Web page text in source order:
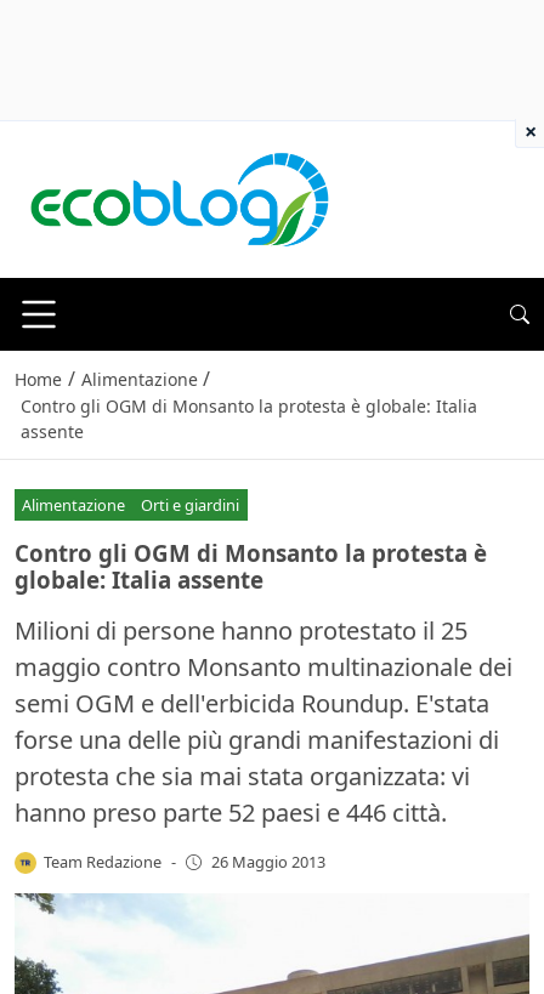
Home / Alimentazione /
Contro gli OGM di Monsanto la protesta è globale: Italia
assente
Alimentazione Orti e giardini
Contro gli OGM di Monsanto la protesta è
globale: Italia assente
Milioni di persone hanno protestato il 25
maggio contro Monsanto multinazionale dei
semi OGM e dell'erbicida Roundup. E'stata
forse una delle più grandi manifestazioni di
protesta che sia mai stata organizzata: vi
hanno preso parte 52 paesi e 446 città.
Team Redazione - 26 Maggio 2013
×